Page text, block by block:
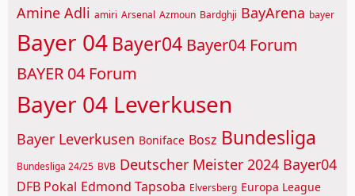
Amine Adli amiri Arsenal Azmoun Bardghji BayArena bayer
Bayer 04 Bayer04 Bayer04 Forum
BAYER 04 Forum
Bayer 04 Leverkusen
Bayer Leverkusen Boniface Bosz Bundesliga
Bundesliga 24/25 BVB Deutscher Meister 2024 Bayer04
DFB Pokal Edmond Tapsoba Elversberg Europa League